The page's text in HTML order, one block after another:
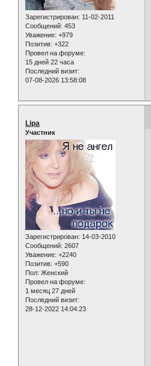
Зарегистрирован: 11-02-2011
Сообщений: 453
Уважение: +979
Позитив: +322
Провел на форуме:
15 дней 22 часа
Последний визит:
07-08-2026 13:58:08
Lipa
Участник
Зарегистрирован: 14-03-2010
Сообщений: 2607
Уважение: +2240
Позитив: +590
Пол: Женский
Провел на форуме:
1 месяц 27 дней
Последний визит:
28-12-2022 14:04:23